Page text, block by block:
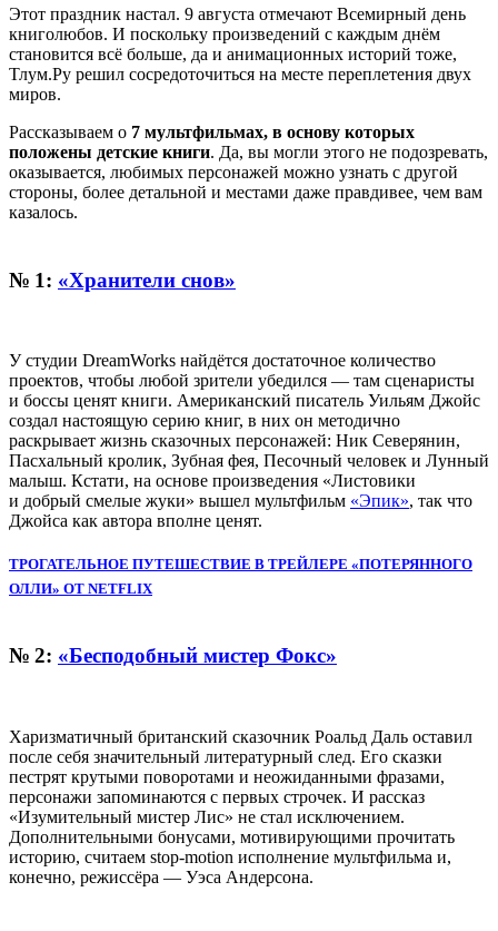
Этот праздник настал. 9 августа отмечают Всемирный день
книголюбов. И поскольку произведений с каждым днём
становится всё больше, да и анимационных историй тоже,
Тлум.Ру решил сосредоточиться на месте переплетения двух
миров.
Рассказываем о 7 мультфильмах, в основу которых
положены детские книги. Да, вы могли этого не подозревать,
оказывается, любимых персонажей можно узнать с другой
стороны, более детальной и местами даже правдивее, чем вам
казалось.
№ 1: «Хранители снов»
У студии DreamWorks найдётся достаточное количество
проектов, чтобы любой зрители убедился — там сценаристы
и боссы ценят книги. Американский писатель Уильям Джойс
создал настоящую серию книг, в них он методично
раскрывает жизнь сказочных персонажей: Ник Северянин,
Пасхальный кролик, Зубная фея, Песочный человек и Лунный
малыш. Кстати, на основе произведения «Листовики
и добрый смелые жуки» вышел мультфильм «Эпик», так что
Джойса как автора вполне ценят.
ТРОГАТЕЛЬНОЕ ПУТЕШЕСТВИЕ В ТРЕЙЛЕРЕ «ПОТЕРЯННОГО
ОЛЛИ» ОТ NETFLIX
№ 2: «Бесподобный мистер Фокс»
Харизматичный британский сказочник Роальд Даль оставил
после себя значительный литературный след. Его сказки
пестрят крутыми поворотами и неожиданными фразами,
персонажи запоминаются с первых строчек. И рассказ
«Изумительный мистер Лис» не стал исключением.
Дополнительными бонусами, мотивирующими прочитать
историю, считаем stop-motion исполнение мультфильма и,
конечно, режиссёра — Уэса Андерсона.